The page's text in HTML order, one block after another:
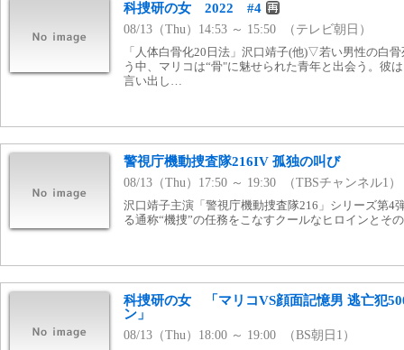
科捜研の女 2022 #4
08/13（Thu）14:53 ～ 15:50 （テレビ朝日）
「人体白骨化20日法」沢口靖子(他)▽若い男性の白
う中、マリコは“骨"に魅せられた青年と出会う。彼
言い出し…
警視庁機動捜査隊216IV 孤独の叫び
08/13（Thu）17:50 ～ 19:30 （TBSチャンネル1）
沢口靖子主演「警視庁機動捜査隊216」シリーズ第4
る通称“機捜”の任務をこなすクールなヒロインとそ
科捜研の女 「マリコVS顔面記憶男 逃亡犯
ン」
08/13（Thu）18:00 ～ 19:00 （BS朝日1）